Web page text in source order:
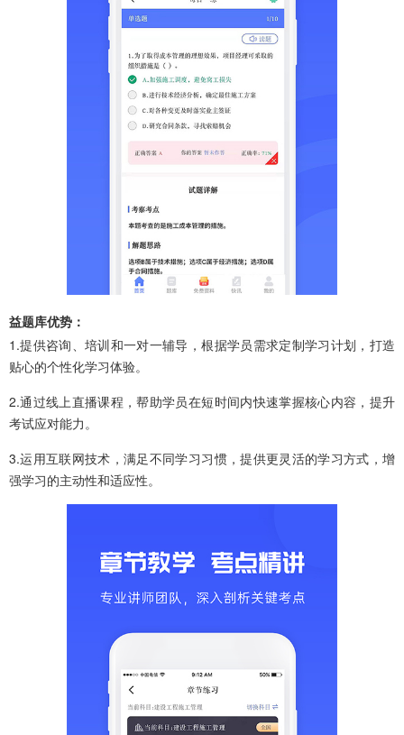
益题库优势：
1.提供咨询、培训和一对一辅导，根据学员需求定制学习计划，打造
贴心的个性化学习体验。
2.通过线上直播课程，帮助学员在短时间内快速掌握核心内容，提升
考试应对能力。
3.运用互联网技术，满足不同学习习惯，提供更灵活的学习方式，增
强学习的主动性和适应性。